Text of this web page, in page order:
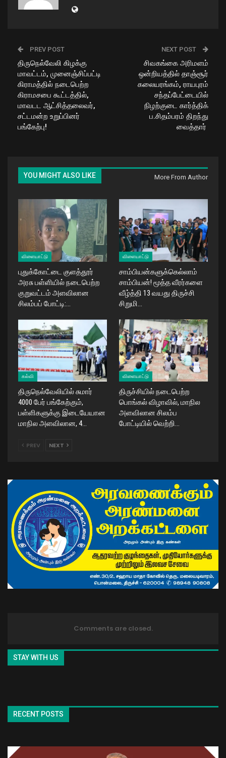
PREV POST
திருநெல்வேலி கிழக்கு
மாவட்டம், முனைஞ்சிப்பட்டி
கிராமத்தில் நடைபெற்ற
கிராமசபை கூட்டத்தில்,
மாவடட ஆட்சித்தலைவர்,
சட்டமன்ற உறுப்பினர்
பங்கேற்பு!
NEXT POST
சிவகங்கை அரிமளம்
ஒன்றியத்தில் தாஞ்சூர்
கலையரங்கம், ராயபுரம்
சந்தப்பேட்டையில்
நிழற்குடை கார்த்திக்
ப.சிதம்பரம் திறந்து
வைத்தார்
YOU MIGHT ALSO LIKE More From Author
விளையாட்டு
புதுக்கோட்டை குளத்தூர்
அரசு பள்ளியில் நடைபெற்ற
குறுவட்டம் அளவிலான
சிலம்பப் போட்டி:…
விளையாட்டு
சாம்பியன்களுக்கெல்லாம்
சாம்பியன்! மூத்த வீரர்களை
வீழ்த்தி 13 வயது திருச்சி
சிறுமி…
கல்வி
திருநெல்வேலியில் சுமார்
4000 பேர் பங்கேற்கும்,
பள்ளிகளுக்கு இடையேயான
மாநில அளவிலான, 4…
விளையாட்டு
திருச்சியில் நடைபெற்ற
பொங்கல் விழாவில், மாநில
அளவிலான சிலம்ப
போட்டியில் வெற்றி…
PREV NEXT
Comments are closed.
STAY WITH US
RECENT POSTS